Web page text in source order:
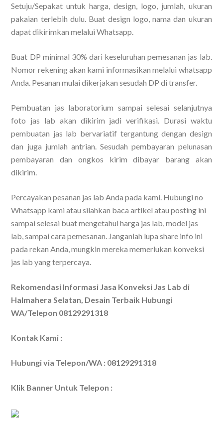
Setuju/Sepakat untuk harga, design, logo, jumlah, ukuran
pakaian terlebih dulu. Buat design logo, nama dan ukuran
dapat dikirimkan melalui Whatsapp.
Buat DP minimal 30% dari keseluruhan pemesanan jas lab.
Nomor rekening akan kami informasikan melalui whatsapp
Anda. Pesanan mulai dikerjakan sesudah DP di transfer.
Pembuatan jas laboratorium sampai selesai selanjutnya
foto jas lab akan dikirim jadi verifikasi. Durasi waktu
pembuatan jas lab bervariatif tergantung dengan design
dan juga jumlah antrian. Sesudah pembayaran pelunasan
pembayaran dan ongkos kirim dibayar barang akan
dikirim.
Percayakan pesanan jas lab Anda pada kami. Hubungi no
Whatsapp kami atau silahkan baca artikel atau posting ini
sampai selesai buat mengetahui harga jas lab, model jas
lab, sampai cara pemesanan. Janganlah lupa share info ini
pada rekan Anda, mungkin mereka memerlukan konveksi
jas lab yang terpercaya.
Rekomendasi Informasi Jasa Konveksi Jas Lab di
Halmahera Selatan, Desain Terbaik Hubungi
WA/Telepon 08129291318
Kontak Kami :
Hubungi via Telepon/WA : 08129291318
Klik Banner Untuk Telepon :